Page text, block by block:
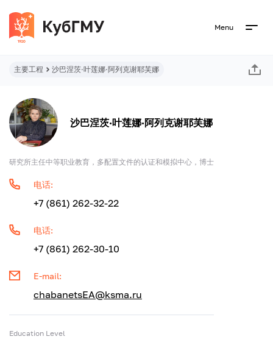
Menu
主要工程 沙巴涅茨·叶莲娜·阿列克谢耶芙娜
沙巴涅茨·叶莲娜·阿列克谢耶芙娜
研究所主任中等职业教育，多配置文件的认证和模拟中心，博士
电话:
+7 (861) 262-32-22
电话:
+7 (861) 262-30-10
E-mail:
chabanetsEA@ksma.ru
Education Level